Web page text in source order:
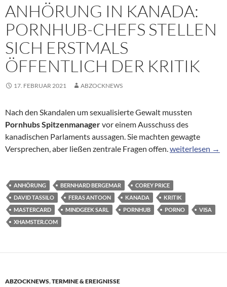
ANHÖRUNG IN KANADA:
PORNHUB-CHEFS STELLEN
SICH ERSTMALS
ÖFFENTLICH DER KRITIK
17. FEBRUAR 2021 ABZOCKNEWS
Nach den Skandalen um sexualisierte Gewalt mussten
Pornhubs Spitzenmanagervor einem Ausschuss des
kanadischen Parlaments aussagen. Sie machten gewagte
Versprechen, aber ließen zentrale Fragen offen.Anhörung in
weiterlesen →
ANHÖRUNG BERNHARD BERGEMAR
COREY PRICE
DAVID TASSILO
FERAS ANTOON KANADA
KRITIK
MASTERCARD
MINDGEEK SARL PORNHUB PORNO
VISA
XHAMSTER.COM
ABZOCKNEWS,TERMINE & EREIGNISSE